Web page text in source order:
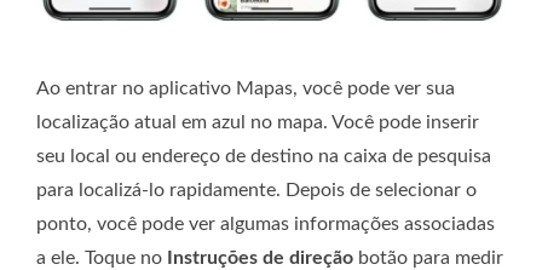
Ao entrar no aplicativo Mapas, você pode ver sua
localização atual em azul no mapa. Você pode inserir
seu local ou endereço de destino na caixa de pesquisa
para localizá-lo rapidamente. Depois de selecionar o
ponto, você pode ver algumas informações associadas
a ele. Toque no
Instruções de direção botão para medir